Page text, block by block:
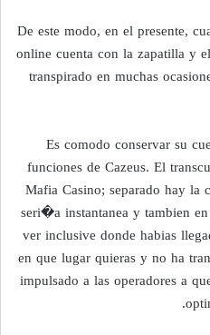
De este modo, en el presente,
online cuenta con la zapatilla y
transpirado en muchas
Es comodo conservar su
funciones de Cazeus. El
Mafia Casino; separado hay la
seri�a instantanea y tambien
ver inclusive donde habias
en que lugar quieras y no ha
impulsado a las operadores a